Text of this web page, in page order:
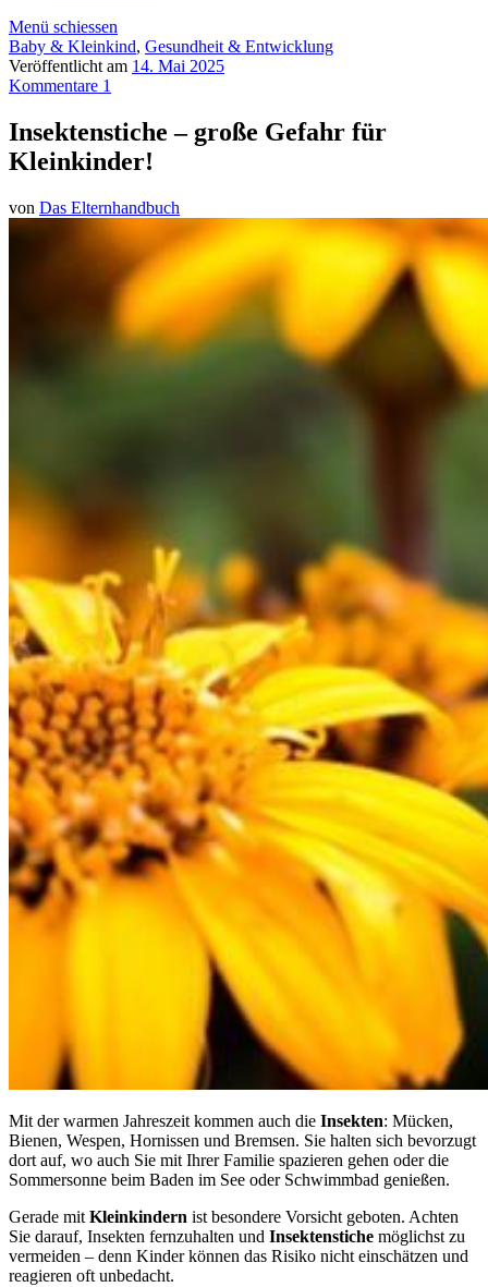
Menü schiessen
Baby & Kleinkind, Gesundheit & Entwicklung
Veröffentlicht am 14. Mai 2025
Kommentare 1
Insektenstiche – große Gefahr für
Kleinkinder!
von Das Elternhandbuch
Mit der warmen Jahreszeit kommen auch die Insekten: Mücken,
Bienen, Wespen, Hornissen und Bremsen. Sie halten sich bevorzugt
dort auf, wo auch Sie mit Ihrer Familie spazieren gehen oder die
Sommersonne beim Baden im See oder Schwimmbad genießen.
Gerade mit Kleinkindern ist besondere Vorsicht geboten. Achten
Sie darauf, Insekten fernzuhalten und Insektenstiche möglichst zu
vermeiden – denn Kinder können das Risiko nicht einschätzen und
reagieren oft unbedacht.